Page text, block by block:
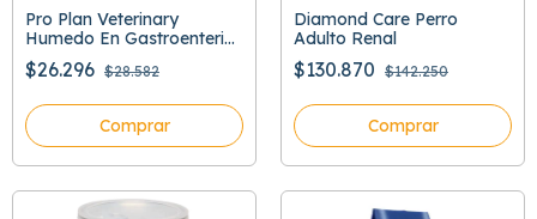
Pro Plan Veterinary
Humedo En Gastroenteric
379 Gr
$26.296 $28.582
Comprar
Diamond Care Perro
Adulto Renal
$130.870 $142.250
Comprar